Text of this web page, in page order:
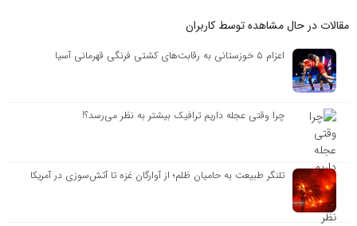
مقالات در حال مشاهده توسط کاربران
اعزام ۵ خوزستانی به رقابت‌های کشتی فرنگی قهرمانی آسیا
چرا وقتی عجله داریم ترافیک بیشتر به نظر می‌رسد؟!
تلنگر طبیعت به حامیان ظلم؛ از آوارگان غزه تا آتش‌سوزی در آمریکا